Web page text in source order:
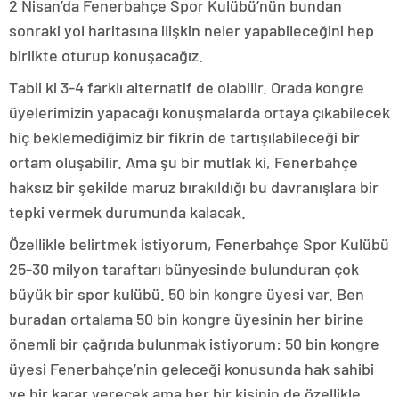
2 Nisan’da Fenerbahçe Spor Kulübü’nün bundan
sonraki yol haritasına ilişkin neler yapabileceğini hep
birlikte oturup konuşacağız.
Tabii ki 3-4 farklı alternatif de olabilir. Orada kongre
üyelerimizin yapacağı konuşmalarda ortaya çıkabilecek
hiç beklemediğimiz bir fikrin de tartışılabileceği bir
ortam oluşabilir. Ama şu bir mutlak ki, Fenerbahçe
haksız bir şekilde maruz bırakıldığı bu davranışlara bir
tepki vermek durumunda kalacak.
Özellikle belirtmek istiyorum, Fenerbahçe Spor Kulübü
25-30 milyon taraftarı bünyesinde bulunduran çok
büyük bir spor kulübü. 50 bin kongre üyesi var. Ben
buradan ortalama 50 bin kongre üyesinin her birine
önemli bir çağrıda bulunmak istiyorum: 50 bin kongre
üyesi Fenerbahçe’nin geleceği konusunda hak sahibi